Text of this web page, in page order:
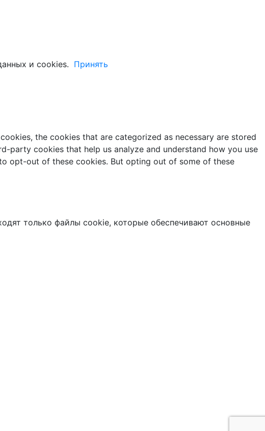
и cookies. Принять
the cookies that are categorized as necessary are stored
party cookies that help us analyze and understand how you use
opt-out of these cookies. But opting out of some of these
только файлы cookie, которые обеспечивают основные